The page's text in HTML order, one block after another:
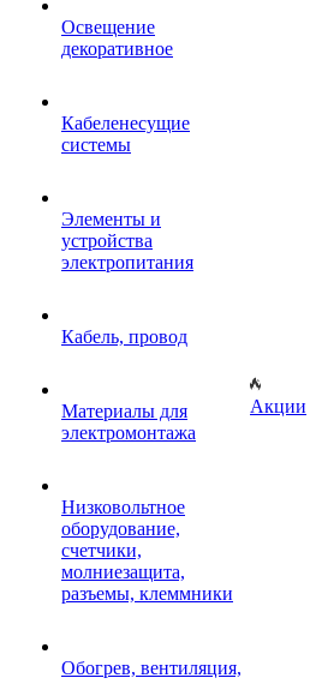
Освещение
декоративное
Кабеленесущие
системы
Элементы и
устройства
электропитания
Кабель, провод
Материалы для
электромонтажа
Низковольтное
оборудование,
счетчики,
молниезащита,
разъемы, клеммники
Обогрев, вентиляция,
Акции